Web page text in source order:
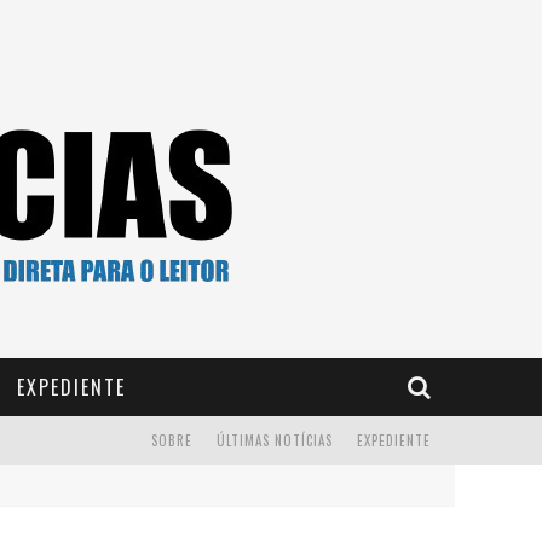
EXPEDIENTE
EXPEDIENTE
ÚLTIMAS NOTÍCIAS
SOBRE